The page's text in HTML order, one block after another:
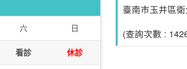
六 日
看診 休診
臺南市玉井區
(查詢次數 :